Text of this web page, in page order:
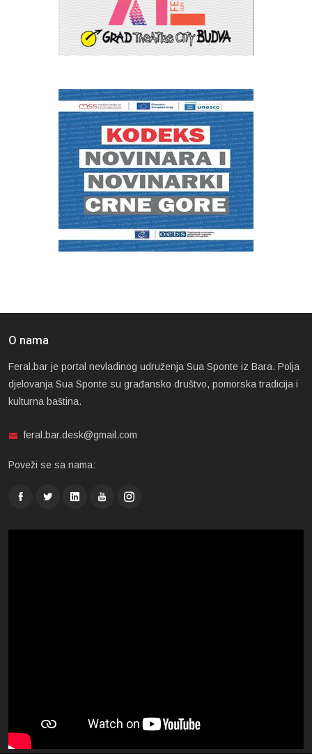
O nama
Feral.bar je portal nevladinog udruženja Sua Sponte iz Bara. Polja
djelovanja Sua Sponte su građansko društvo, pomorska tradicija i
kulturna baština.
feral.bar.desk@gmail.com
Poveži se sa nama: